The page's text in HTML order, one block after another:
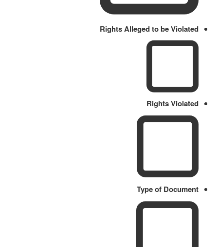
Rights Alleged to be Violated
Rights Violated
Type of Document